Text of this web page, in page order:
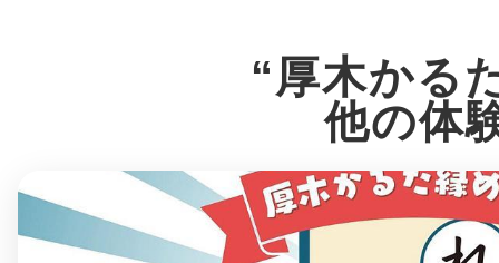
“厚木かる
他の体
まちのコイン